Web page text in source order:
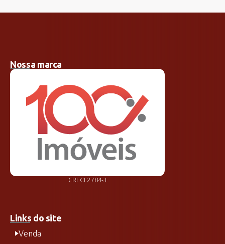
Nossa marca
CRECI 2784-J
Links do site
Venda